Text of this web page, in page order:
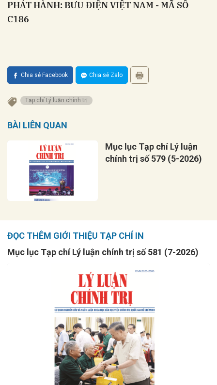
PHÁT HÀNH: BƯU ĐIỆN VIỆT NAM - MÃ SỐ
C186
Chia sẻ Facebook Chia sẻ Zalo
Tạp chí Lý luận chính trị
BÀI LIÊN QUAN
Mục lục Tạp chí Lý luận
chính trị số 579 (5-2026)
ĐỌC THÊM GIỚI THIỆU TẠP CHÍ IN
Mục lục Tạp chí Lý luận chính trị số 581 (7-2026)